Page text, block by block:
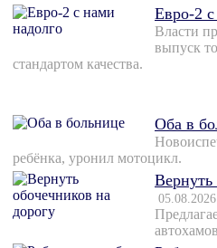
Евро-2
Власти
выпуск
стандартом качества.
Оба в
ребёнка, уронил мотоцикл.
Вернуть
05.08.2026